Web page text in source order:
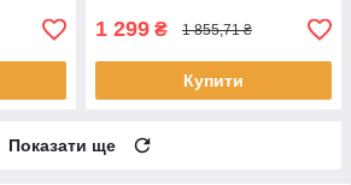
1 299 ₴ 1 855,71 ₴
Купити
Показати ще